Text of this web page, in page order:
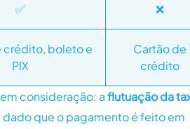
✅ ❌
crédito, boleto e
PIX
Cartão de
crédito
consideração: aflutuação da
dado que o pagamento é feito em